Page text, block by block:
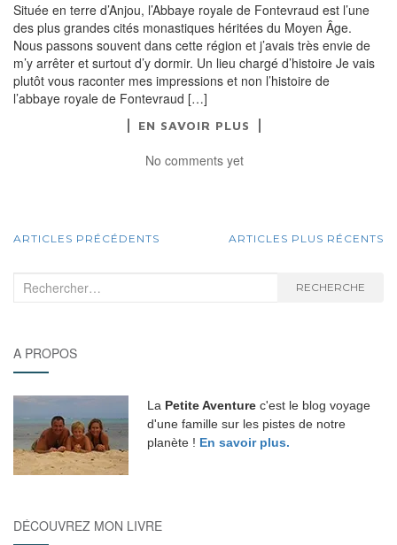
Située en terre d’Anjou, l’Abbaye royale de Fontevraud est l’une
des plus grandes cités monastiques héritées du Moyen Âge.
Nous passons souvent dans cette région et j’avais très envie de
m’y arrêter et surtout d’y dormir. Un lieu chargé d’histoire Je vais
plutôt vous raconter mes impressions et non l’histoire de
l’abbaye royale de Fontevraud […]
EN SAVOIR PLUS
No comments yet
NAVIGATION
AU
DES
ARTICLES
ARTICLES PRÉCÉDENTS ARTICLES PLUS RÉCENTS
Recherche
RECHERCHE
A PROPOS
La Petite Aventure c'est le blog voyage
d'une famille sur les pistes de notre
planète ! En savoir plus.
DÉCOUVREZ MON LIVRE